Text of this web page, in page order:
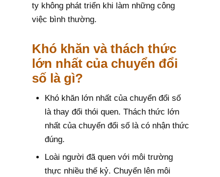
ty không phát triển khi làm những công
việc bình thường.
Khó khăn và thách thức
lớn nhất của chuyển đổi
số là gì?
Khó khăn lớn nhất của chuyển đổi số
là thay đổi thói quen. Thách thức lớn
nhất của chuyển đổi số là có nhận thức
đúng.
Loài người đã quen với môi trường
thực nhiều thế kỷ. Chuyển lên môi